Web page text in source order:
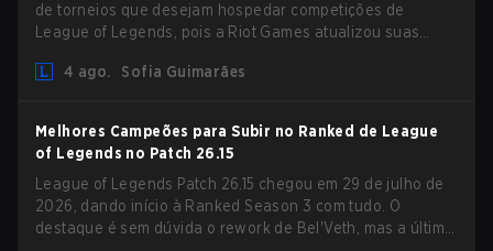
de torneios que desejam hospedar competições de
League of Legends, pois a Riot Games atualizou suas
removem várias restrições desatualizadas.
4 ago. Sofia Guimarães
Melhores Campeões para Subir no Ranked de League
of Legends no Patch 26.15
League of Legends Patch 26.15 chegou em 29 de julho de
2026, dando início à Ranked Season 3 com tudo. O
destaque é sem dúvida o rework de Bel'Veth, mas a última